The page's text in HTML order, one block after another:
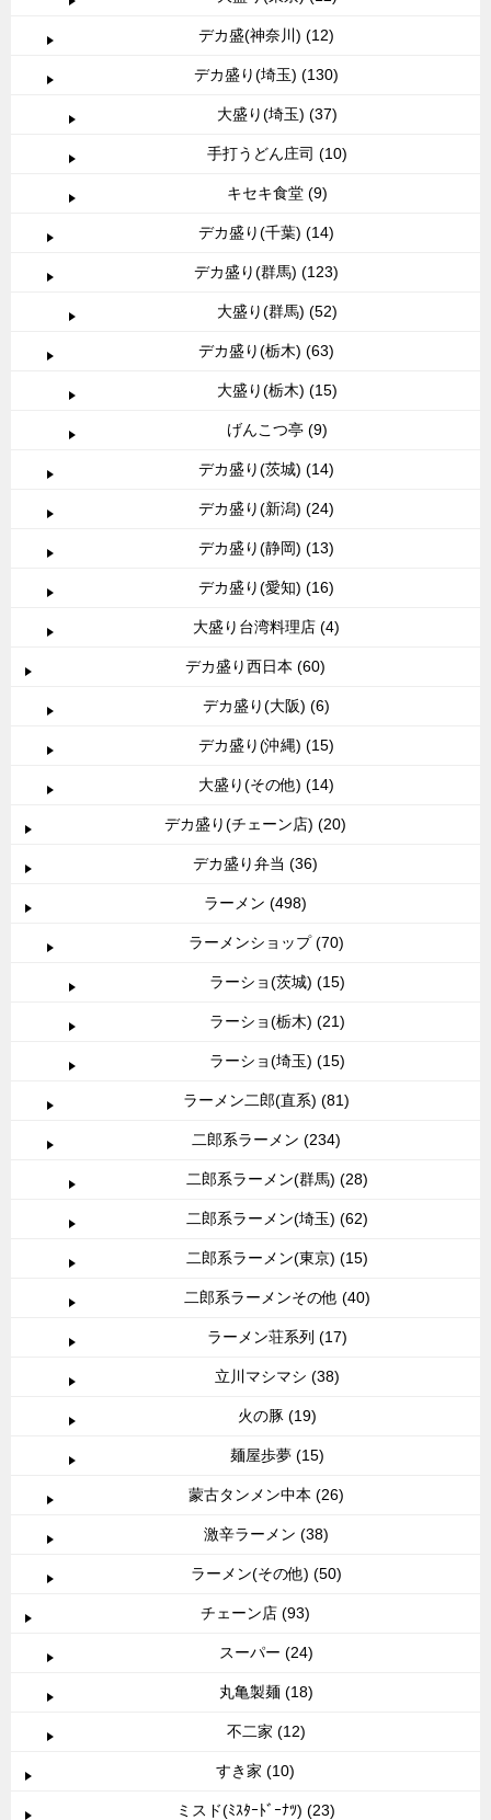
デカ盛(神奈川) (12)
デカ盛り(埼玉) (130)
大盛り(埼玉) (37)
手打うどん庄司 (10)
キセキ食堂 (9)
デカ盛り(千葉) (14)
デカ盛り(群馬) (123)
大盛り(群馬) (52)
デカ盛り(栃木) (63)
大盛り(栃木) (15)
げんこつ亭 (9)
デカ盛り(茨城) (14)
デカ盛り(新潟) (24)
デカ盛り(静岡) (13)
デカ盛り(愛知) (16)
大盛り台湾料理店 (4)
デカ盛り西日本 (60)
デカ盛り(大阪) (6)
デカ盛り(沖縄) (15)
大盛り(その他) (14)
デカ盛り(チェーン店) (20)
デカ盛り弁当 (36)
ラーメン (498)
ラーメンショップ (70)
ラーショ(茨城) (15)
ラーショ(栃木) (21)
ラーショ(埼玉) (15)
ラーメン二郎(直系) (81)
二郎系ラーメン (234)
二郎系ラーメン(群馬) (28)
二郎系ラーメン(埼玉) (62)
二郎系ラーメン(東京) (15)
二郎系ラーメンその他 (40)
ラーメン荘系列 (17)
立川マシマシ (38)
火の豚 (19)
麺屋歩夢 (15)
蒙古タンメン中本 (26)
激辛ラーメン (38)
ラーメン(その他) (50)
チェーン店 (93)
スーパー (24)
丸亀製麺 (18)
不二家 (12)
すき家 (10)
ミスド(ﾐｽﾀｰﾄﾞｰﾅﾂ) (23)